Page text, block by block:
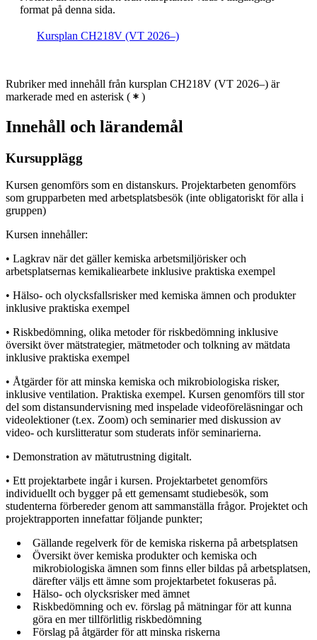
format på denna sida.
Kursplan CH218V (VT 2026–)
Rubriker med innehåll från kursplan CH218V (VT 2026–) är
markerade med en asterisk ( )
Innehåll och lärandemål
Kursupplägg
Kursen genomförs som en distanskurs. Projektarbeten genomförs
som grupparbeten med arbetsplatsbesök (inte obligatoriskt för alla i
gruppen)
Kursen innehåller:
• Lagkrav när det gäller kemiska arbetsmiljörisker och
arbetsplatsernas kemikaliearbete inklusive praktiska exempel
• Hälso- och olycksfallsrisker med kemiska ämnen och produkter
inklusive praktiska exempel
• Riskbedömning, olika metoder för riskbedömning inklusive
översikt över mätstrategier, mätmetoder och tolkning av mätdata
inklusive praktiska exempel
• Åtgärder för att minska kemiska och mikrobiologiska risker,
inklusive ventilation. Praktiska exempel. Kursen genomförs till stor
del som distansundervisning med inspelade videoföreläsningar och
videolektioner (t.ex. Zoom) och seminarier med diskussion av
video- och kurslitteratur som studerats inför seminarierna.
• Demonstration av mätutrustning digitalt.
• Ett projektarbete ingår i kursen. Projektarbetet genomförs
individuellt och bygger på ett gemensamt studiebesök, som
studenterna förbereder genom att sammanställa frågor. Projektet och
projektrapporten innefattar följande punkter;
Gällande regelverk för de kemiska riskerna på arbetsplatsen
Översikt över kemiska produkter och kemiska och
mikrobiologiska ämnen som finns eller bildas på arbetsplatsen,
därefter väljs ett ämne som projektarbetet fokuseras på.
Hälso- och olycksrisker med ämnet
Riskbedömning och ev. förslag på mätningar för att kunna
göra en mer tillförlitlig riskbedömning
Förslag på åtgärder för att minska riskerna